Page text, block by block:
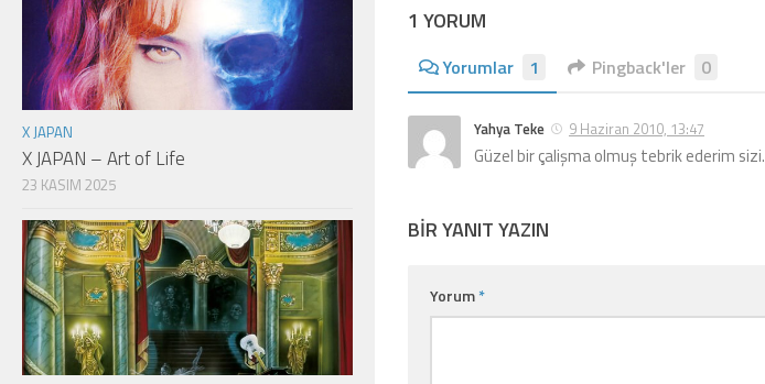
1 YORUM
Yorumlar 1 Pingback'ler 0
Yahya Teke 9 Haziran 2010, 13:47
Güzel bir çalişma olmuş tebrik ederim sizi.
BIR YANIT YAZIN
Yorum*
X JAPAN
X JAPAN – Art of Life
23 KASIM 2025